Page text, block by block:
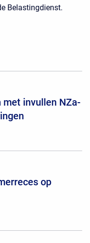
Belastingdienst.
invullen NZa-
op